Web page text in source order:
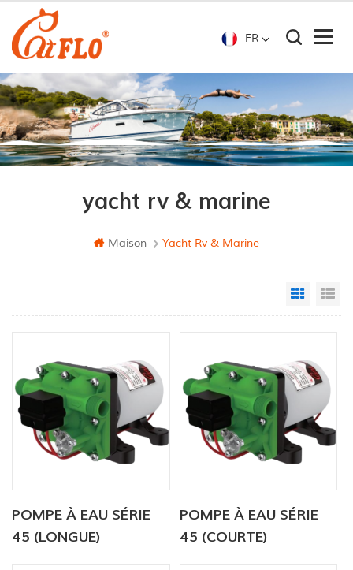
FR
yacht rv & marine
Maison Yacht Rv & Marine
Grid
POMPE À EAU SÉRIE
45 (LONGUE)
POMPE À EAU SÉRIE
45 (COURTE)